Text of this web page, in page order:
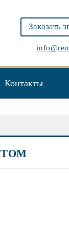
Заказать
Контакты